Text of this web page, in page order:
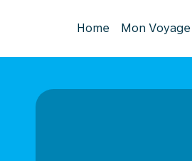
Home Mon Voyage